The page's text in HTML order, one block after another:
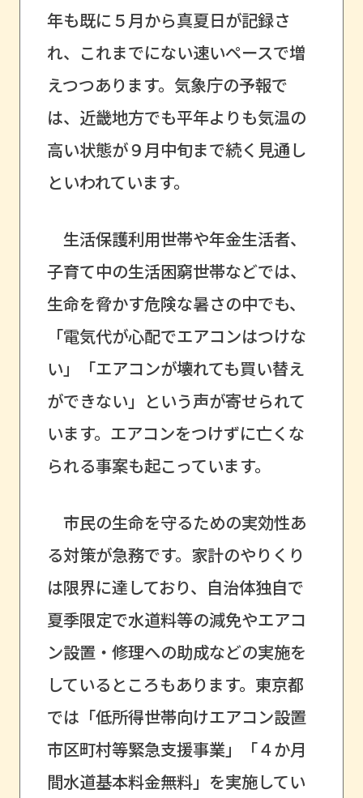
年も既に５月から真夏日が記録さ
れ、これまでにない速いペースで増
えつつあります。気象庁の予報で
は、近畿地方でも平年よりも気温の
高い状態が９月中旬まで続く見通し
といわれています。
生活保護利用世帯や年金生活者、
子育て中の生活困窮世帯などでは、
生命を脅かす危険な暑さの中でも、
「電気代が心配でエアコンはつけな
い」「エアコンが壊れても買い替え
ができない」という声が寄せられて
います。エアコンをつけずに亡くな
られる事案も起こっています。
市民の生命を守るための実効性あ
る対策が急務です。家計のやりくり
は限界に達しており、自治体独自で
夏季限定で水道料等の減免やエアコ
ン設置・修理への助成などの実施を
しているところもあります。東京都
では「低所得世帯向けエアコン設置
市区町村等緊急支援事業」「４か月
間水道基本料金無料」を実施してい